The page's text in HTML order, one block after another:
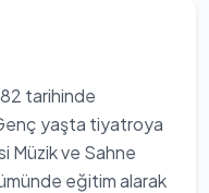
tarihinde
yaşta tiyatroya
Müzik ve Sahne
eğitim alarak